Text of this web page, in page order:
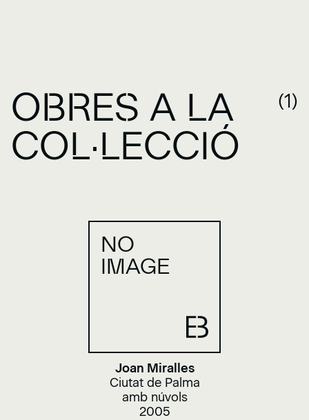
OBRES A LA
COL·LECCIÓ
(1)
NO
IMAGE
Joan Miralles
Ciutat de Palma
amb núvols
2005